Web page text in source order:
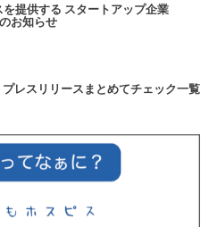
を提供する スタートアップ企業
お知らせ
プレスリリースまとめてチェック一覧